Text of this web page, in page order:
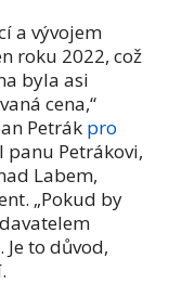
a vývojem
roku 2022, což
byla asi
cena,“
Petrák pro
panu Petrákovi,
Labem,
„Pokud by
to důvod,